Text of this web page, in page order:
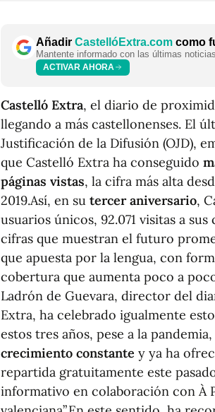
Añadir CastellóExtra.com como
Mantente informado con las últimas
ACTIVAR AHORA
Castelló Extra, el diario de
llegando a más castellonenses. El
Justificación de la Difusión (OJD),
que Castelló Extra ha conseguido
páginas vistas, la cifra más alta
2019.Así, en su tercer aniversario,
usuarios únicos, 92.071 visitas a
cifras que muestran el futuro
que apuesta por la lengua, con
cobertura que aumenta poco a
Ladrón de Guevara, director del
Extra, ha celebrado igualmente
estos tres años, pese a la
crecimiento constante y ya ha
repartida gratuitamente este
informativo en colaboración con À